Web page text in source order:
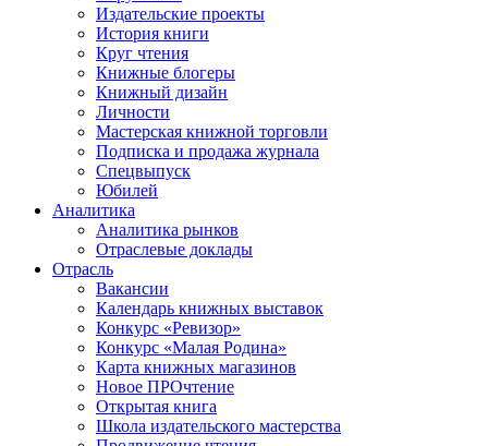
Издательские проекты
История книги
Круг чтения
Книжные блогеры
Книжный дизайн
Личности
Мастерская книжной торговли
Подписка и продажа журнала
Спецвыпуск
Юбилей
Аналитика
Аналитика рынков
Отраслевые доклады
Отрасль
Вакансии
Календарь книжных выставок
Конкурс «Ревизор»
Конкурс «Малая Родина»
Карта книжных магазинов
Новое ПРОчтение
Открытая книга
Школа издательского мастерства